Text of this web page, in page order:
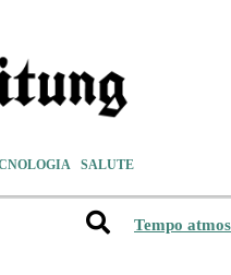
SALUTE
Tempo